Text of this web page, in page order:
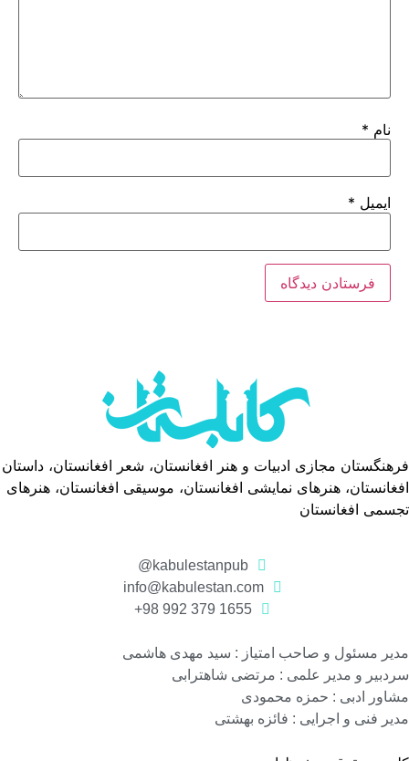
نام *
ایمیل *
فرهنگستان مجازی ادبیات و هنر افغانستان، شعر افغانستان، داستان
افغانستان، هنرهای نمایشی افغانستان، موسیقی افغانستان، هنرهای
تجسمی افغانستان
kabulestanpub@
info@kabulestan.com
1655 379 992 98+
مدیر مسئول و صاحب امتیاز : سید مهدی هاشمی
سردبیر و مدیر علمی : مرتضی شاهترابی
مشاور ادبی : حمزه محمودی
مدیر فنی و اجرایی : فائزه بهشتی